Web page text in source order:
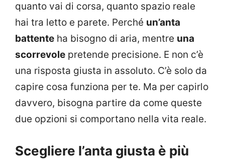
quanto vai di corsa, quanto spazio reale
hai tra letto e parete. Perché un’anta
battente ha bisogno di aria, mentre una
scorrevole pretende precisione. E non c’è
una risposta giusta in assoluto. C’è solo da
capire cosa funziona per te. Ma per capirlo
davvero, bisogna partire da come queste
due opzioni si comportano nella vita reale.
Scegliere l’anta giusta è più